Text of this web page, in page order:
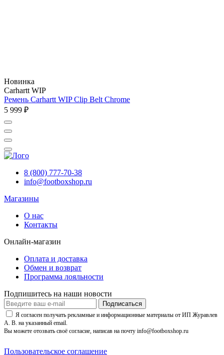
Новинка
Carhartt WIP
Ремень Carhartt WIP Clip Belt Chrome
5 999 ₽
8 (800) 777-70-38
info@footboxshop.ru
Магазины
О нас
Контакты
Онлайн-магазин
Оплата и доставка
Обмен и возврат
Программа лояльности
Подпишитесь на наши новости
Подписаться
Я согласен получать рекламные и информационные материалы от ИП Журавлев
А. В. на указанный email.
Вы можете отозвать своё согласие, написав на почту info@footboxshop.ru
Пользовательское соглашение